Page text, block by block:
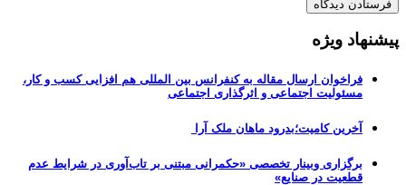
پیشنهاد ویژه
فراخوان ارسال مقاله به کنفرانس بین المللی هم افزایی کسب و کار،
مسئولیت اجتماعی و اثرگذاری اجتماعی
آخرین کامیت؛بدرود ماهان ملک آرا
برگزاری وبینار تخصصی «حکمرانی مبتنی بر تاب‌آوری در شرایط عدم
قطعیت در صنایع»